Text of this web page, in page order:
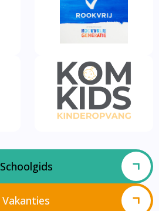
Schoolgids
Vakanties